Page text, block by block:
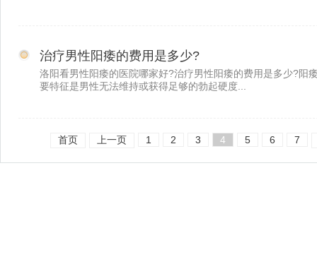
治疗男性阳痿的费用是多少?
洛阳看男性阳痿的医院哪家好?治疗男性阳痿的费用是多少?阳
要特征是男性无法维持或获得足够的勃起硬度...
首页 上一页 1 2 3 4 5 6 7